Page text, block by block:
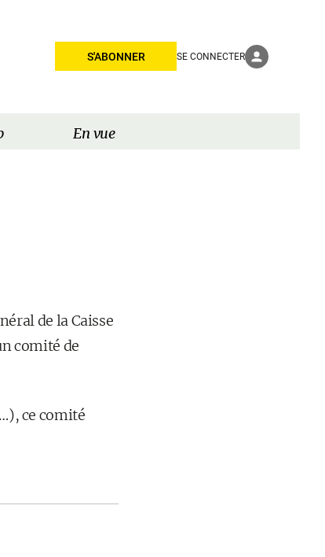
S'ABONNER SE CONNECTER
En vue
de la Caisse
comité de
ce comité